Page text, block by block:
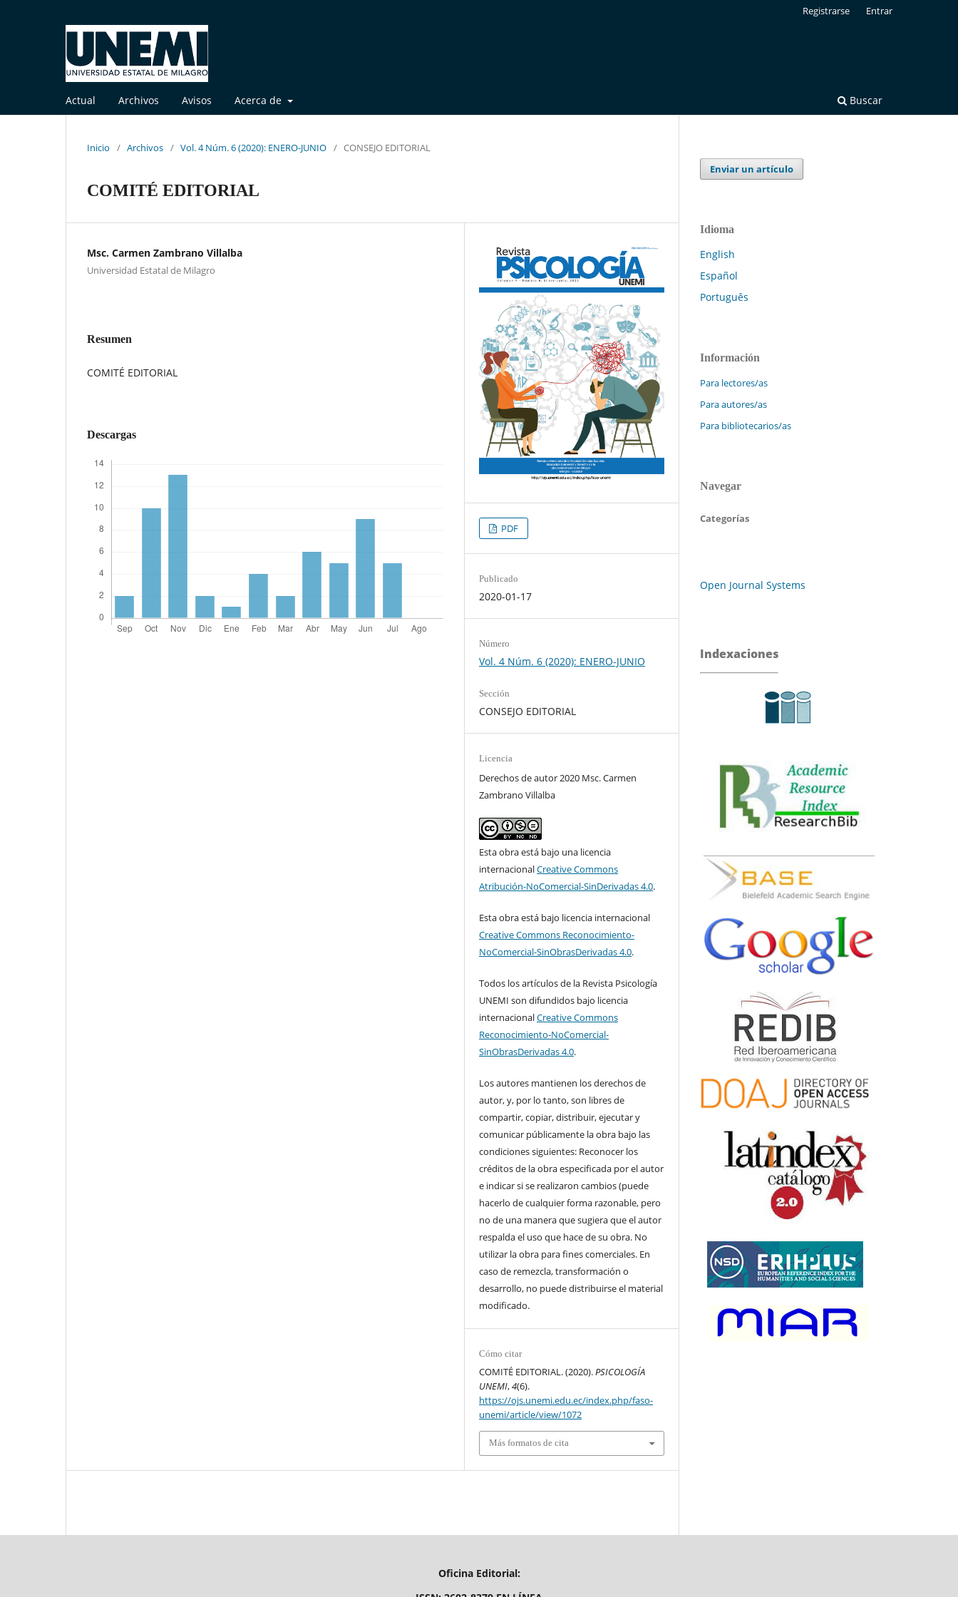
Actual Archivos Avisos Acerca de Buscar
Registrarse Entrar
Inicio / Archivos / Vol. 4 Núm. 6 (2020): ENERO-JUNIO / CONSEJO EDITORIAL
COMITÉ EDITORIAL
Msc. Carmen Zambrano Villalba
Universidad Estatal de Milagro
Resumen
COMITÉ EDITORIAL
Descargas
PDF
Publicado
2020-01-17
Número
Vol. 4 Núm. 6 (2020): ENERO-JUNIO
Sección
CONSEJO EDITORIAL
Licencia
Derechos de autor 2020 Msc. Carmen
Zambrano Villalba
Esta obra está bajo una licencia
internacionalCreative Commons
Atribución-NoComercial-SinDerivadas 4.0.
Esta obra está bajo licencia internacional
Creative Commons Reconocimiento-
NoComercial-SinObrasDerivadas 4.0.
Todos los artículos de la Revista Psicología
UNEMI son difundidos bajo licencia
internacionalCreative Commons
Reconocimiento-NoComercial-
SinObrasDerivadas 4.0.
Los autores mantienen los derechos de
autor, y, por lo tanto, son libres de
compartir, copiar, distribuir, ejecutar y
comunicar públicamente la obra bajo las
condiciones siguientes: Reconocer los
créditos de la obra especificada por el autor
e indicar si se realizaron cambios (puede
hacerlo de cualquier forma razonable, pero
no de una manera que sugiera que el autor
respalda el uso que hace de su obra. No
utilizar la obra para fines comerciales. En
caso de remezcla, transformación o
desarrollo, no puede distribuirse el material
modificado.
Cómo citar
COMITÉ EDITORIAL. (2020).PSICOLOGÍA
UNEMI,4(6).
https://ojs.unemi.edu.ec/index.php/faso-
unemi/article/view/1072
Más formatos de cita
Enviar un artículo
Idioma
English
Español
Português
Información
Para lectores/as
Para autores/as
Para bibliotecarios/as
Navegar
Categorías
Open Journal Systems
Indexaciones
Oficina Editorial: